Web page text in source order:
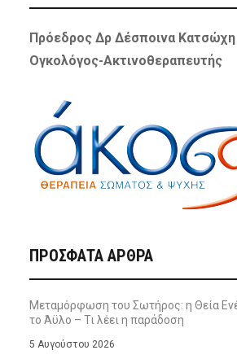
Πρόεδρος Δρ Δέσποινα Κατσώχη
Ογκολόγος-Ακτινοθεραπευτής
ΠΡΌΣΦΑΤΑ ΆΡΘΡΑ
Μεταμόρφωση του Σωτήρος: η Θεία
το Άϋλο – Τι λέει η παράδοση
5 Αυγούστου 2026